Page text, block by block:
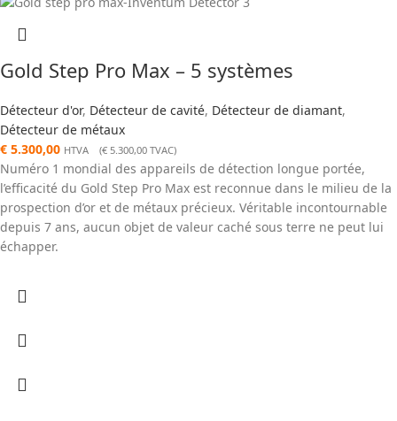
Gold Step Pro Max – 5 systèmes
Détecteur d'or, Détecteur de cavité, Détecteur de diamant,
Détecteur de métaux
€ 5.300,00 HTVA (€ 5.300,00 TVAC)
Numéro 1 mondial des appareils de détection longue portée,
l’efficacité du Gold Step Pro Max est reconnue dans le milieu de la
prospection d’or et de métaux précieux. Véritable incontournable
depuis 7 ans, aucun objet de valeur caché sous terre ne peut lui
échapper.